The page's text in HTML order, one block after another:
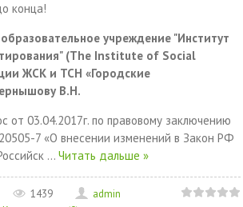
конца!
учреждение "Институт
(The Institute of Social
ЖСК и ТСН «Городские
В.Н.
от 03.04.2017г. по правовому заключению
7 «О внесении изменений в Закон РФ
... Читать дальше »
1439
admin